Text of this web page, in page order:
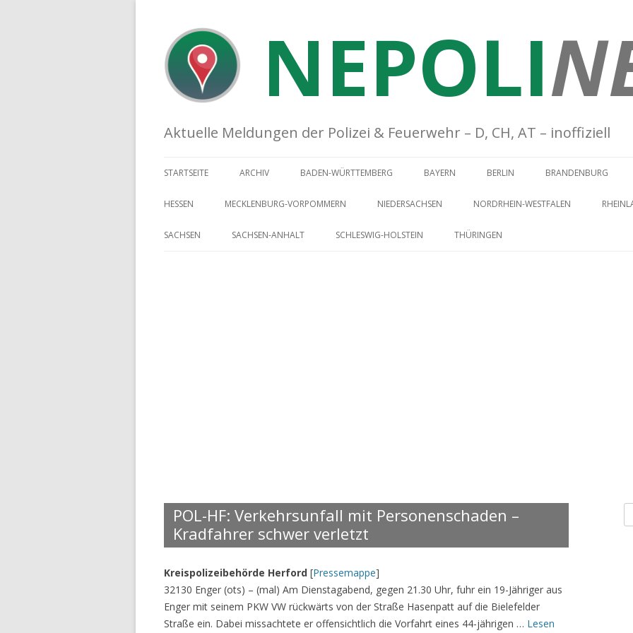
NEPOLI
Aktuelle Meldungen der Polizei & Feuerwehr – D, CH, AT – inoffiziell
STARTSEITE ARCHIV BADEN-WÜRTTEMBERG BAYERN BERLIN BRANDENBURG
HESSEN MECKLENBURG-VORPOMMERN NIEDERSACHSEN NORDRHEIN-WESTFALEN
SACHSEN SACHSEN-ANHALT SCHLESWIG-HOLSTEIN THÜRINGEN
POL-HF: Verkehrsunfall mit Personenschaden –
Kradfahrer schwer verletzt
Kreispolizeibehörde Herford [Pressemappe]
32130 Enger (ots) – (mal) Am Dienstagabend, gegen 21.30 Uhr, fuhr ein 19-Jähriger aus
Enger mit seinem PKW VW rückwärts von der Straße Hasenpatt auf die Bielefelder
Straße ein. Dabei missachtete er offensichtlich die Vorfahrt eines 44-jährigen … Lesen